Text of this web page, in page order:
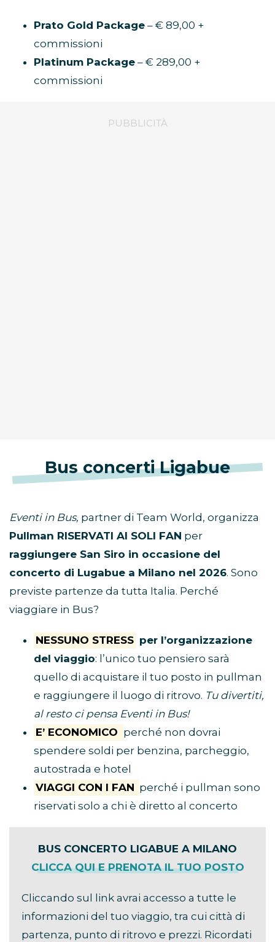
Prato Gold Package – € 89,00 +
commissioni
Platinum Package – € 289,00 +
commissioni
Bus concerti Ligabue
Eventi in Bus, partner di Team World, organizza
Pullman RISERVATI AI SOLI FAN per
raggiungere San Siro in occasione del
concerto di Lugabue a Milano nel 2026. Sono
previste partenze da tutta Italia. Perché
viaggiare in Bus?
NESSUNO STRESS per l’organizzazione
del viaggio: l’unico tuo pensiero sarà
quello di acquistare il tuo posto in pullman
e raggiungere il luogo di ritrovo. Tu divertiti,
al resto ci pensa Eventi in Bus!
E’ ECONOMICO perché non dovrai
spendere soldi per benzina, parcheggio,
autostrada e hotel
VIAGGI CON I FAN perché i pullman sono
riservati solo a chi è diretto al concerto
BUS CONCERTO LIGABUE A MILANO
CLICCA QUI E PRENOTA IL TUO POSTO
Cliccando sul link avrai accesso a tutte le
informazioni del tuo viaggio, tra cui città di
partenza, punto di ritrovo e prezzi. Ricordati